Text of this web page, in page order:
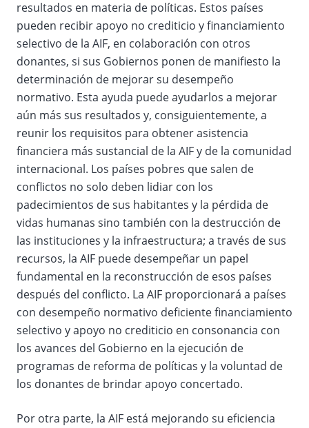
resultados en materia de políticas. Estos países
pueden recibir apoyo no crediticio y financiamiento
selectivo de la AIF, en colaboración con otros
donantes, si sus Gobiernos ponen de manifiesto la
determinación de mejorar su desempeño
normativo. Esta ayuda puede ayudarlos a mejorar
aún más sus resultados y, consiguientemente, a
reunir los requisitos para obtener asistencia
financiera más sustancial de la AIF y de la comunidad
internacional. Los países pobres que salen de
conflictos no solo deben lidiar con los
padecimientos de sus habitantes y la pérdida de
vidas humanas sino también con la destrucción de
las instituciones y la infraestructura; a través de sus
recursos, la AIF puede desempeñar un papel
fundamental en la reconstrucción de esos países
después del conflicto. La AIF proporcionará a países
con desempeño normativo deficiente financiamiento
selectivo y apoyo no crediticio en consonancia con
los avances del Gobierno en la ejecución de
programas de reforma de políticas y la voluntad de
los donantes de brindar apoyo concertado.
Por otra parte, la AIF está mejorando su eficiencia